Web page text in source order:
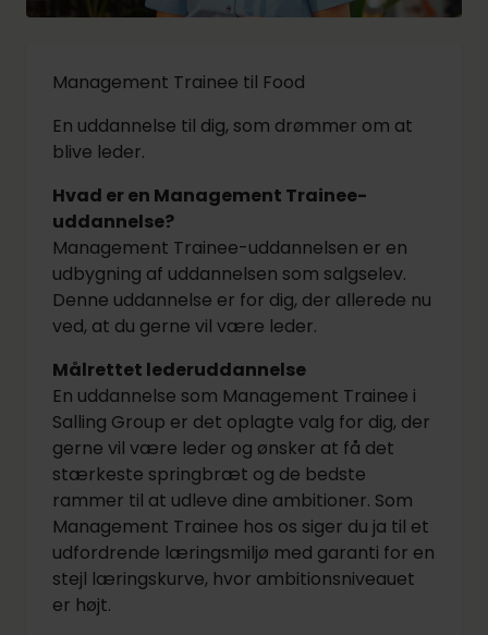
Management Trainee til Food
En uddannelse til dig, som drømmer om at
blive leder.
Hvad er en Management Trainee-
uddannelse?
Management Trainee-uddannelsen er en
udbygning af uddannelsen som salgselev.
Denne uddannelse er for dig, der allerede nu
ved, at du gerne vil være leder.
Målrettet lederuddannelse
En uddannelse som Management Trainee i
Salling Group er det oplagte valg for dig, der
gerne vil være leder og ønsker at få det
stærkeste springbræt og de bedste
rammer til at udleve dine ambitioner. Som
Management Trainee hos os siger du ja til et
udfordrende læringsmiljø med garanti for en
stejl læringskurve, hvor ambitionsniveauet
er højt.